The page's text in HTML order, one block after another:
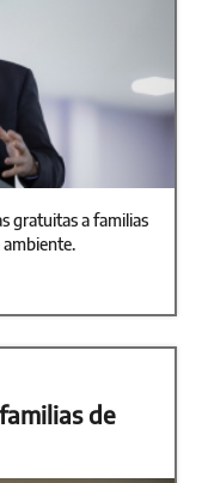
gratuitas a familias
de